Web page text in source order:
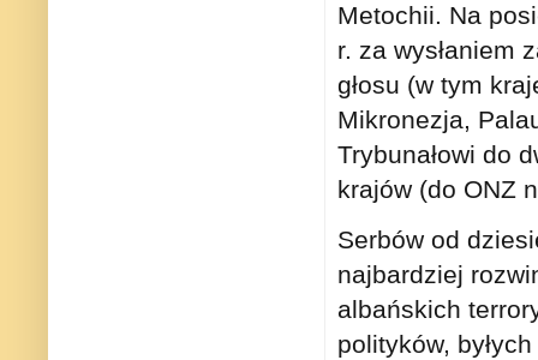
Metochii. Na
r. za wysłaniem
głosu (w tym
Mikronezja,
Trybunałowi do
krajów (do ONZ
Serbów od
najbardziej
albańskich
polityków,